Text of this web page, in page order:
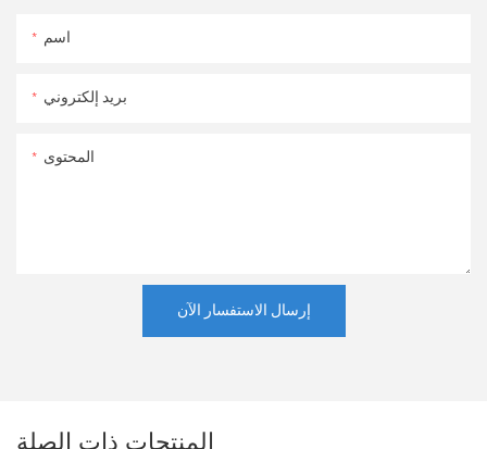
اسم
بريد إلكتروني
المحتوى
إرسال الاستفسار الآن